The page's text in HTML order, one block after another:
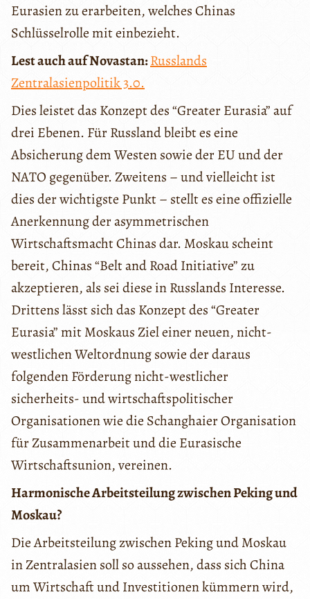
Eurasien zu erarbeiten, welches Chinas
Schlüsselrolle mit einbezieht.
Lest auch auf Novastan:Russlands
Zentralasienpolitik 3.0.
Dies leistet das Konzept des “Greater Eurasia” auf
drei Ebenen. Für Russland bleibt es eine
Absicherung dem Westen sowie der EU und der
NATO gegenüber. Zweitens – und vielleicht ist
dies der wichtigste Punkt – stellt es eine offizielle
Anerkennung der asymmetrischen
Wirtschaftsmacht Chinas dar. Moskau scheint
bereit, Chinas “Belt and Road Initiative” zu
akzeptieren, als sei diese in Russlands Interesse.
Drittens lässt sich das Konzept des “Greater
Eurasia” mit Moskaus Ziel einer neuen, nicht-
westlichen Weltordnung sowie der daraus
folgenden Förderung nicht-westlicher
sicherheits- und wirtschaftspolitischer
Organisationen wie die Schanghaier Organisation
für Zusammenarbeit und die Eurasische
Wirtschaftsunion, vereinen.
Harmonische Arbeitsteilung zwischen Peking und
Moskau?
Die Arbeitsteilung zwischen Peking und Moskau
in Zentralasien soll so aussehen, dass sich China
um Wirtschaft und Investitionen kümmern wird,